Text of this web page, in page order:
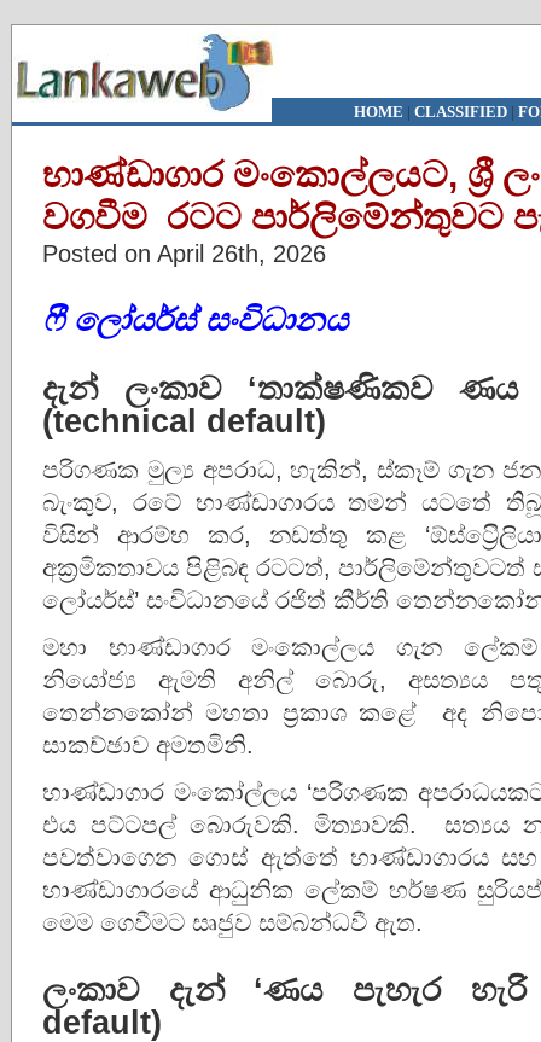
HOME | CLASSIFIED|
භාණ්ඩාගාර මංකොල්ලයට, ශ්‍රී
වගවීම රටට පාර්ලිමේන්තුවට
Posted on April 26th, 2026
ෆී ලෝයර්ස් සංවිධානය
දැන් ලංකාව ‘තාක්ෂණිකව ණය
(technical default)
පරිගණක මුල්‍ය අපරාධ, හැකින්, ස්කෑම් ගැන
බැංකුව, රටේ භාණ්ඩාගාරය තමන් යටතේ තිබූ
විසින් ආරම්භ කර, නඩත්තු කළ
අක්‍රමිකතාවය පිළිබඳ රටටත්,
ලෝයර්ස්’ සංවිධානයේ රජිත් කීර්ති
මහා භාණ්ඩාගාර මංකොල්ලය ගැන
නියෝජ්‍ය ඇමති අනිල් බොරු, අසත්‍යය
තෙන්නකෝන් මහතා ප්‍රකාශ ‍කළේ අද
සාකච්ඡාව අමතමිනි.
භාණ්ඩාගාර මංකෝල්ලය ‘පරිගණක
එය පට්ටපල් බොරුවකි. මිත්‍යාවකි. සත්‍යය
පවත්වාගෙන ගොස් ඇත්තේ භාණ්ඩාගාරය සහ
භාණ්ඩාගාරයේ ආධුනික ලේකම් හර්ෂණ
මෙම ගෙවීමට සෘජුව සම්බන්ධවී ඇත.
ලංකාව දැන් ‘ණය පැහැර හැරි
default)